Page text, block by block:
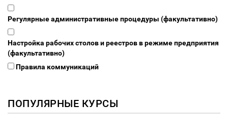
Регулярные административные процедуры (факультативно)
Настройка рабочих столов и реестров в режиме предприятия
(факультативно)
Правила коммуникаций
ПОПУЛЯРНЫЕ КУРСЫ